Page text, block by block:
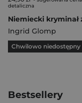
detaliczna
Ingrid Glomp
Chwilowo niedostępny
Bestsellery